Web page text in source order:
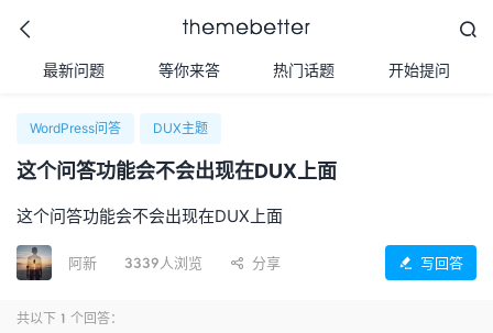

更好的WordPress主题,
值得信任的WordPress
 
最新问题 等你来答 热门话题 开始提问
WordPress问答 DUX主题
这个问答功能会不会出现在DUX上面
这个问答功能会不会出现在DUX上面
阿新 3339人浏览  分享  写回答
共以下 1 个回答：